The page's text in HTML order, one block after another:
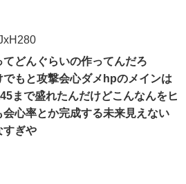
どんぐらいの作ってんだろ
もと攻撃会心ダメhpのメインは
まで盛れたんだけどこんなんをヒ
心率とか完成する未来見えない
すぎや